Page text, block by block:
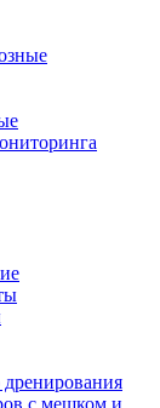
дренирования
с мешком и